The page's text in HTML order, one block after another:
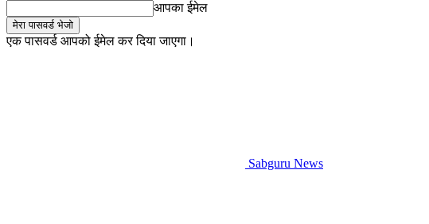
आपका ईमेल
एक पासवर्ड आपको ईमेल कर दिया जाएगा।
Sabguru News